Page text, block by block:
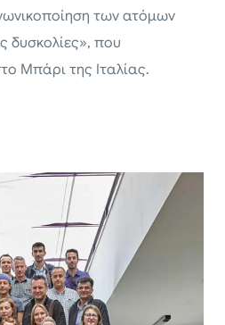
των ατόμων
δυσκολίες», που
Μπάρι της Ιταλίας.